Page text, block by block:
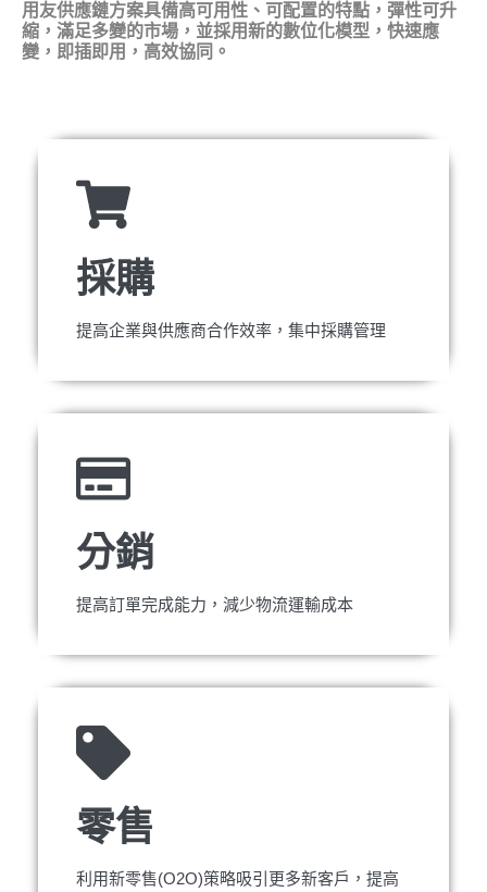
用友供應鏈方案具備高可用性、可配置的特點，彈性可升
縮，滿足多變的市場，並採用新的數位化模型，快速應
變，即插即用，高效協同。
採購
提高企業與供應商合作效率，集中採購管理
分銷
提高訂單完成能力，減少物流運輸成本
零售
利用新零售(O2O)策略吸引更多新客戶，提高